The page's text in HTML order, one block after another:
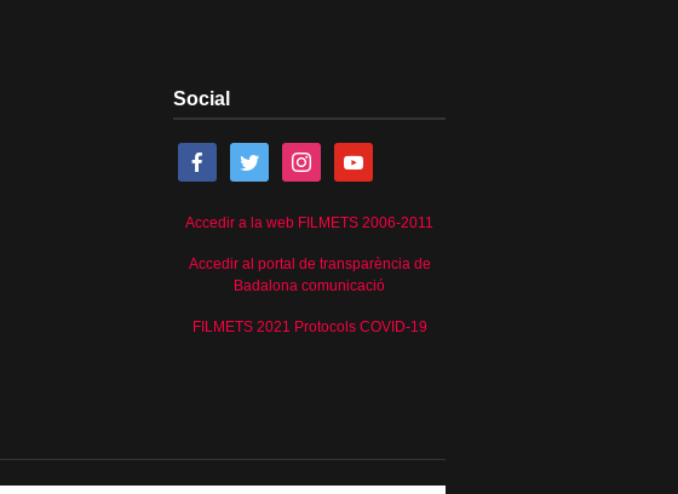
Social
Accedir a la web FILMETS 2006-2011
Accedir al portal de transparència de
Badalona comunicació
FILMETS 2021 Protocols COVID-19